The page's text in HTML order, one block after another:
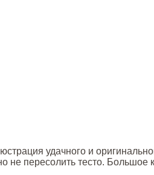
удачного и
не пересолить тесто. Большое